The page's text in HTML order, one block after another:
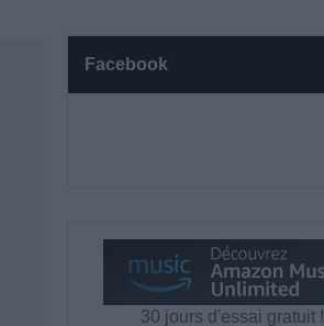
Facebook
30 jours d'essai gratuit !